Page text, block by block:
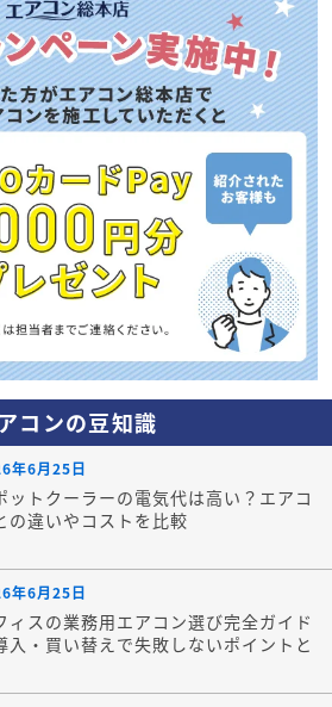
コンの豆知識
年6月25日
ットクーラーの電気代は高い？エアコ
の違いやコストを比較
年6月25日
ィスの業務用エアコン選び完全ガイド
入・買い替えで失敗しないポイントと